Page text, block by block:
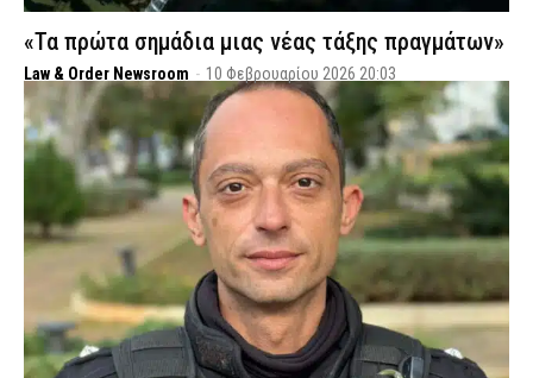
«Τα πρώτα σημάδια μιας νέας τάξης πραγμάτων»
Law & Order Newsroom - 10 Φεβρουαρίου 2026 20:03